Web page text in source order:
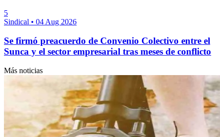
5
Sindical • 04 Aug 2026
Se firmó preacuerdo de Convenio Colectivo entre el
Sunca y el sector empresarial tras meses de conflicto
Más noticias